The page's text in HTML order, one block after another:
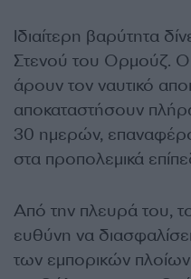
Ιδιαίτερη βαρύτητα
Στενού του Ορμούζ.
άρουν τον ναυτικό
αποκαταστήσουν
30 ημερών,
στα προπολεμικά
Από την πλευρά του,
ευθύνη να
των εμπορικών